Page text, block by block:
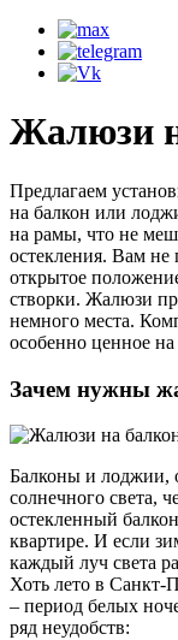
Жалюзи
Предлагаем
на балкон или
на рамы, что не
остекления. Вам не
открытое
створки. Жалюзи
немного места.
особенно ценное
Зачем нужны
Балконы и лоджии,
солнечного света,
остекленный
квартире. И если
каждый луч света
Хоть лето в Санкт-
– период белых
ряд неудобств: